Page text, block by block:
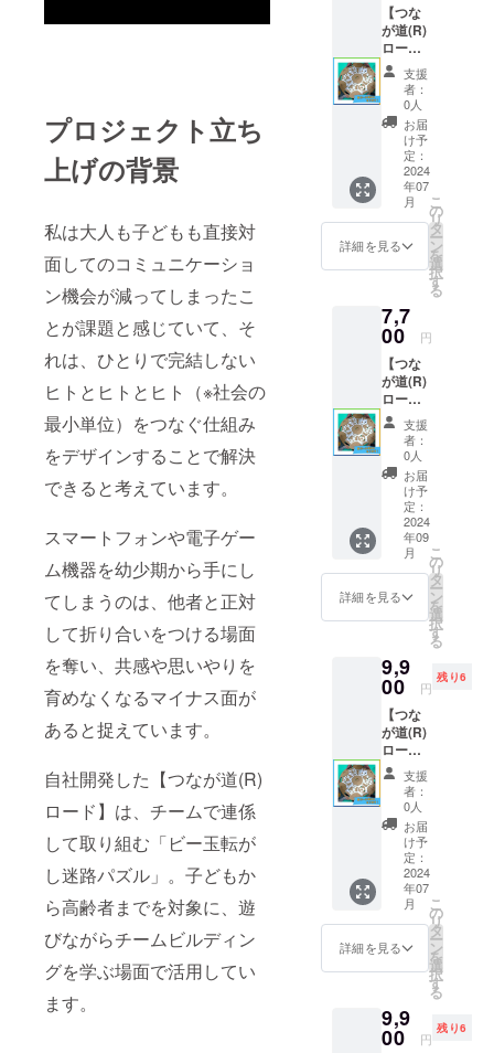
プロジェクト立ち
上げの背景
私は大人も子どもも直接対
面してのコミュニケーショ
ン機会が減ってしまったこ
とが課題と感じていて、そ
れは、ひとりで完結しない
ヒトとヒトとヒト（※社会の
最小単位）をつなぐ仕組み
をデザインすることで解決
できると考えています。
スマートフォンや電子ゲー
ム機器を幼少期から手にし
てしまうのは、他者と正対
して折り合いをつける場面
を奪い、共感や思いやりを
育めなくなるマイナス面が
あると捉えています。
自社開発した【つなが道(R)
ロード】は、チームで連係
して取り組む「ビー玉転が
し迷路パズル」。子どもか
ら高齢者までを対象に、遊
びながらチームビルディン
グを学ぶ場面で活用してい
ます。
【つな
が道(R)
ロー
ド】『1
セッ
ト』3日
間貸
出：
8/27(火)
8/29(木)
＋往復
送料を
含む
支援
者：
0人
お届
け予
定：
2024
年07
月
詳細を見る
こ
の
リ
タ
ー
ン
を
選
択
す
る
7,7
00 円
【つな
が道(R)
ロー
ド】『1
セッ
ト』3日
間貸
出：9月
以降＋
往復送
料を含
支援
者：
0人
お届
け予
定：
2024
年09
月
詳細を見る
こ
の
リ
タ
ー
ン
を
選
択
す
る
9,9
00 円
残り6
【つな
が道(R)
ロー
ド】『2
セッ
ト』3日
間貸
出：
7/23(火)
7/25(木)
＋往復
送料を
含む
支援
者：
0人
お届
け予
定：
2024
年07
月
詳細を見る
こ
の
リ
タ
ー
ン
を
選
択
す
る
9,9
00 円
残り6